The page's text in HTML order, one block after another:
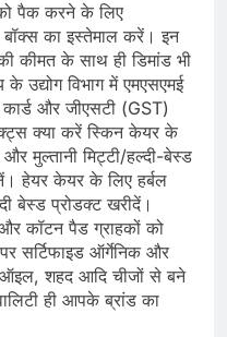
पैक करने के लिए
बॉक्स का इस्तेमाल करें। इन
कीमत के साथ ही डिमांड भी
उद्योग विभाग में एमएसएमई
और जीएसटी (GST)
क्या करें स्किन केयर के
मुल्तानी मिट्टी/हल्दी-बेस्ड
हेयर केयर के लिए हर्बल
बेस्ड प्रोडक्ट खरीदें।
कॉटन पैड ग्राहकों को
सर्टिफाइड ऑर्गेनिक और
शहद आदि चीजों से बने
ही आपके ब्रांड का